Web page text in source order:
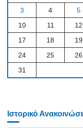
3
4 5
10
11 12
17
18 19
24
25 26
31
Ιστορικό